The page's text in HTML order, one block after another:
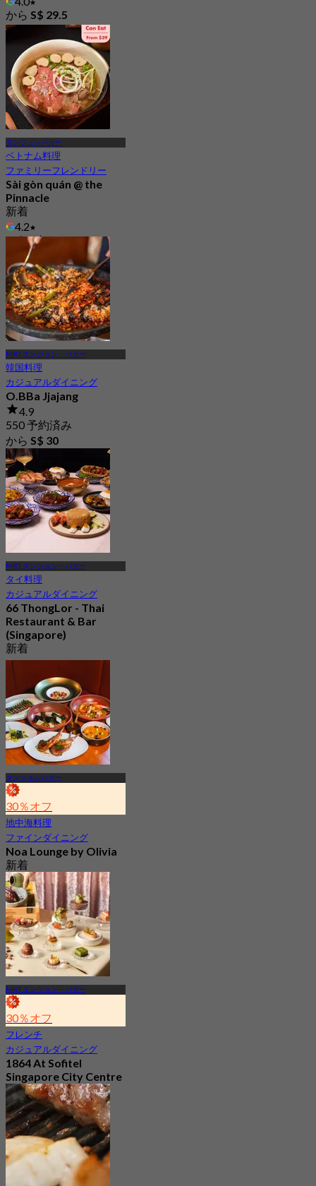
から S$ 29.5
タンジョンパガー
ベトナム料理
ファミリーフレンドリー
Sài gòn quán @ the
Pinnacle
新着
4.2
からS$ 19.75
MRT タンジョン・パガー
韓国料理
カジュアルダイニング
O.BBa Jjajang
4.9
550 予約済み
から S$ 30
MRT タンジョン・パガー
タイ料理
カジュアルダイニング
66 ThongLor - Thai
Restaurant & Bar
(Singapore)
新着
4.9
S$ 69.33
タンジョンパガー
30％オフ
地中海料理
ファインダイニング
Noa Lounge by Olivia
新着
4.5
からS$ 62.25
MRT タンジョン・パガー
30％オフ
フレンチ
カジュアルダイニング
1864 At Sofitel
Singapore City Centre
新着
4.3
からS$ 57.07